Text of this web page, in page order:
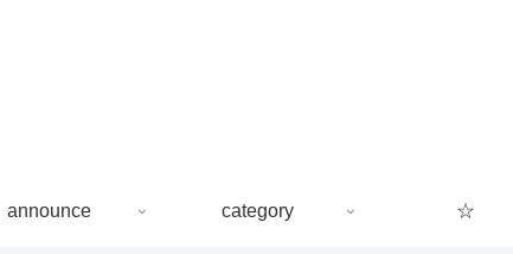
announce category ☆